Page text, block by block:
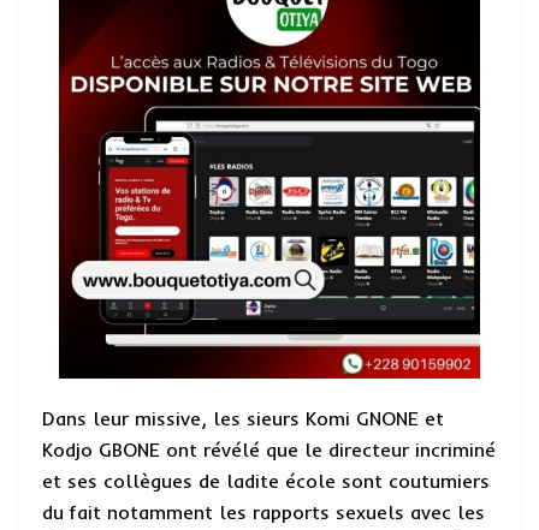
Dans leur missive, les sieurs Komi GNONE et
Kodjo GBONE ont révélé que le directeur incriminé
et ses collègues de ladite école sont coutumiers
du fait notamment les rapports sexuels avec les